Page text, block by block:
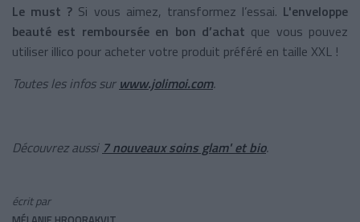
Le must ? Si vous aimez, transformez l’essai. L'enveloppe
beauté est remboursée en bon d’achat que vous pouvez
utiliser illico pour acheter votre produit préféré en taille XXL !
Toutes les infos sur www.jolimoi.com.
Découvrez aussi 7 nouveaux soins glam' et bio.
écrit par